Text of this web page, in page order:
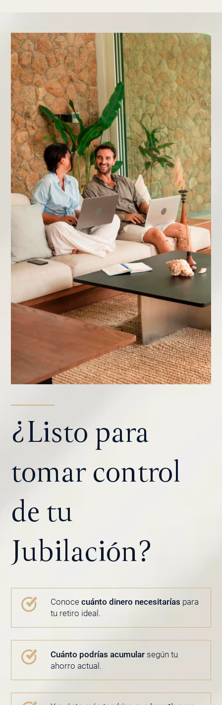
¿Listo para
tomar control
de tu
Jubilación?
Conocecuánto dinero necesitarías para
tu retiro ideal.
Cuánto podrías acumular según tu
ahorro actual.